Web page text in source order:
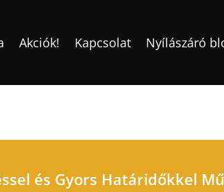
Akciók! Kapcsolat Nyílászáró
és Gyors Határidőkkel